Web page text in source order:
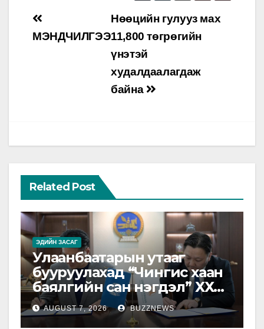
Post
navigation
Нөөцийн гулууз мах
11,800 төгрөгийн
үнэтэй
худалдаалагдаж
байна
МЭНДЧИЛГЭЭ
Related Post
ЭДИЙН ЗАСАГ
Улаанбаатарын утааг
бууруулахад “Чингис хаан
баялгийн сан нэгдэл” ХХК-
тай хамтарна
AUGUST 7, 2026 BUZZNEWS